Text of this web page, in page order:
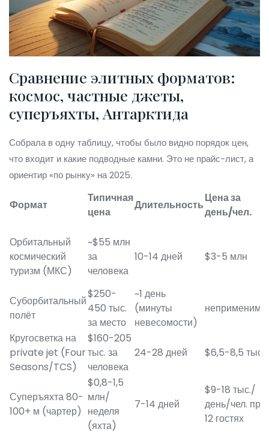
Сравнение элитных форматов:
космос, частные джеты,
суперъяхты, Антарктида
Собрала в одну таблицу, чтобы было видно порядок цен,
что входит и какие подводные камни. Это не прайс-лист, а
ориентир «по рынку» на 2025.
Формат
Типичная
цена
Длительность
Цена за
день/чел.
Орбитальный
космический
туризм (МКС)
~$55 млн
за
человека
10-14 дней $3-5 млн
Суборбитальный
полёт
$250-
450 тыс.
за место
~1 день
(минуты
невесомости)
неприменимо
Кругосветка на
private jet (Four
Seasons/TCS)
$160-205
тыс. за
человека
24-28 дней $6,5-8,5 тыс.
Суперъяхта 80-
100+ м (чартер)
$0,8-1,5
млн/
неделя
(яхта)
7-14 дней
$9-18 тыс./
день/чел. при
12 гостях